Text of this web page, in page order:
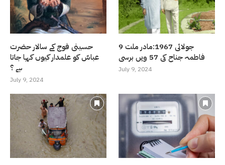
حسینی فوج کے سالار حضرت
عباسّ کو علمدار کیوں کہا جاتا
ہے ؟
July 9, 2024
9 جولائی 1967:مادر ملت
فاطمہ جناح کی 57 ویں برسی
July 9, 2024